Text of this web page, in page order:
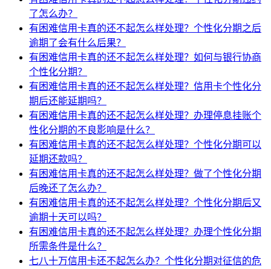
了怎么办？
有困难信用卡真的还不起怎么样处理？个性化分期之后
逾期了会有什么后果？
有困难信用卡真的还不起怎么样处理？如何与银行协商
个性化分期？
有困难信用卡真的还不起怎么样处理？信用卡个性化分
期后还能延期吗？
有困难信用卡真的还不起怎么样处理？办理停息挂账个
性化分期的不良影响是什么？
有困难信用卡真的还不起怎么样处理？个性化分期可以
延期还款吗？
有困难信用卡真的还不起怎么样处理？做了个性化分期
后晚还了怎么办？
有困难信用卡真的还不起怎么样处理？个性化分期后又
逾期十天可以吗？
有困难信用卡真的还不起怎么样处理？办理个性化分期
所需条件是什么？
七八十万信用卡还不起怎么办？个性化分期对征信的危